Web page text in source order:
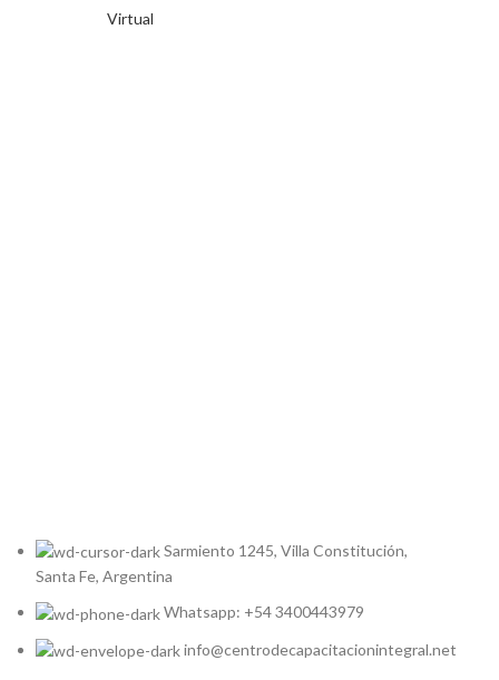
Virtual
Sarmiento 1245, Villa Constitución,
Santa Fe, Argentina
Whatsapp: +54 3400443979
info@centrodecapacitacionintegral.net